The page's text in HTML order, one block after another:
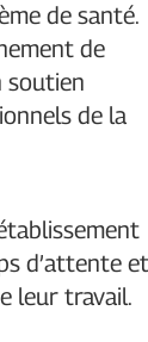
de santé.
de
soutien
de la
d’attente et
leur travail.